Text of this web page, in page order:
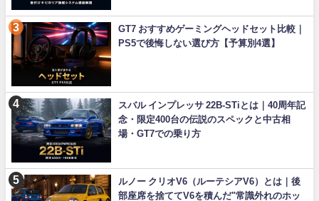
GT7 おすすめゲーミングヘッドセット比較｜
PS5で後悔しない選び方【予算別4選】
スバル インプレッサ 22B-STiとは｜40周年記
念・限定400台の伝説のスペックと中古相
場・GT7での乗り方
ルノー クリオV6（ルーテシアV6）とは｜後
部座席を捨ててV6を積んだ"常識外れのホッ